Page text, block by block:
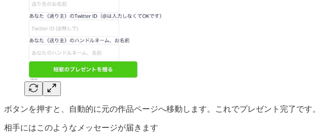
ボタンを押すと、自動的に元の作品ページへ移動します。これでプレゼント完了です。
相手にはこのようなメッセージが届きます